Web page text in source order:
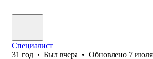
Специалист
31 год • Был вчера • Обновлено 7 июля